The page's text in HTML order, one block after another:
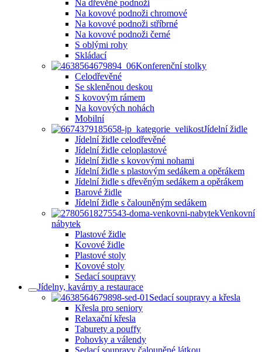
Na dřevěné podnoži
Na kovové podnoži chromové
Na kovové podnoži stříbrné
Na kovové podnoži černé
S oblými rohy
Skládací
Konferenční stolky
Celodřevěné
Se skleněnou deskou
S kovovým rámem
Na kovových nohách
Mobilní
Jídelní židle
Jídelní židle celodřevěné
Jídelní židle celoplastové
Jídelní židle s kovovými nohami
Jídelní židle s plastovým sedákem a opěrákem
Jídelní židle s dřevěným sedákem a opěrákem
Barové židle
Jídelní židle s čalouněným sedákem
Venkovní
nábytek
Plastové židle
Kovové židle
Plastové stoly
Kovové stoly
Sedací soupravy
Jídelny, kavárny a restaurace
Sedací soupravy a křesla
Křesla pro seniory
Relaxační křesla
Taburety a pouffy
Pohovky a válendy
Sedací soupravy čalouněné látkou